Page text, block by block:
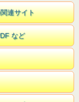
連サイト
など